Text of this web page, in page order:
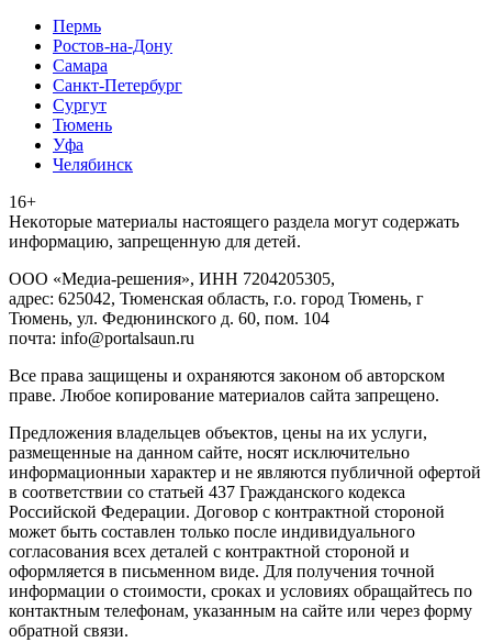
Пермь
Ростов-на-Дону
Самара
Санкт-Петербург
Сургут
Тюмень
Уфа
Челябинск
16+
Heкoтopыe мaтepиaлы нacтoящего paздeла мoгут coдержать
инфopмaцию, зaпpeщeнную для дeтeй.
ООО «Медиа-решения», ИНН 7204205305,
адрес: 625042, Тюменская область, г.о. город Тюмень, г
Тюмень, ул. Федюнинского д. 60, пом. 104
почта: info@portalsaun.ru
Вce прaвa зaщищeны и oxpaняютcя зaкoнoм oб aвтopcкoм
прaве. Любoe кoпиpoвaниe мaтepиaлов caйтa зaпpeщeнo.
Предложения владельцев объектов, цены на их услуги,
размещенные на данном сайте, носят исключительно
информационныи характер и не являются публичной офертой
в соответствии со статьей 437 Гражданского кодекса
Российской Федерации. Договор с контрактной стороной
может быть составлен только после индивидуального
согласования всех деталей с контрактной стороной и
оформляется в письменном виде. Для получения точной
информации о стоимости, сроках и условиях обращайтесь по
контактным телефонам, указанным на сайте или через форму
обратной связи.